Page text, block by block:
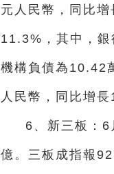
元人民幣，同比
11.3%，其中，
機構負債為10.42
人民幣，同比增長
6、新三板：
億。三板成指報